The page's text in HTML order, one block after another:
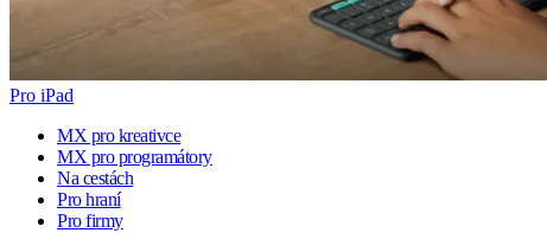
Pro iPad
MX pro kreativce
MX pro programátory
Na cestách
Pro hraní
Pro firmy